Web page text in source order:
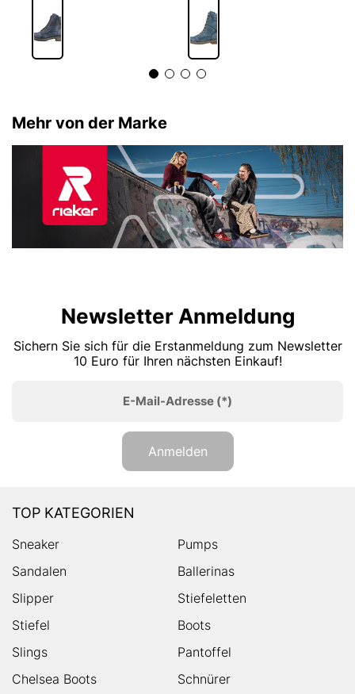
Mehr von der Marke
Newsletter Anmeldung
Sichern Sie sich für die Erstanmeldung zum Newsletter
10 Euro für Ihren nächsten Einkauf!
E-Mail-Adresse (*)
Anmelden
TOP KATEGORIEN
Sneaker
Pumps
Sandalen
Ballerinas
Slipper
Stiefeletten
Stiefel
Boots
Slings
Pantoffel
Chelsea Boots
Schnürer